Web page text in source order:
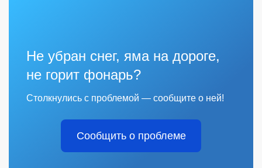
Не убран снег, яма на дороге,
не горит фонарь?
Столкнулись с проблемой — сообщите о ней!
Сообщить о проблеме